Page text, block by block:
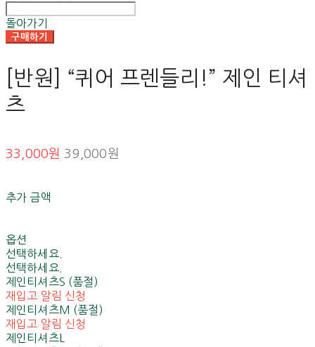
돌아가기
구매하기
[반원] “퀴어 프렌들리!” 제인 티셔
츠
33,000원 39,000원
추가 금액
옵션
선택하세요.
선택하세요.
제인티셔츠S (품절)
재입고 알림 신청
제인티셔츠M (품절)
재입고 알림 신청
제인티셔츠L